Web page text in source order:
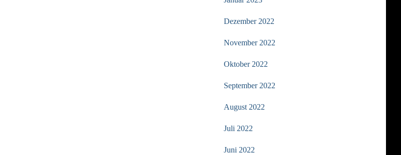
Dezember 2022
November 2022
Oktober 2022
September 2022
August 2022
Juli 2022
Juni 2022